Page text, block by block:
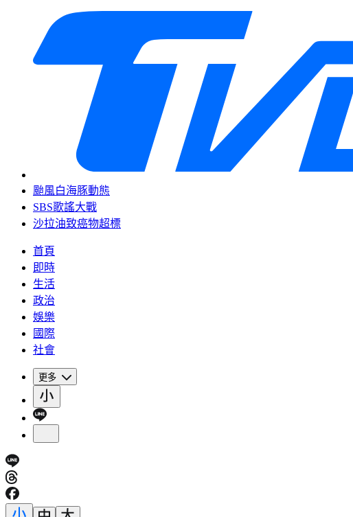
颱風白海豚動態
SBS歌謠大戰
沙拉油致癌物超標
首頁
即時
生活
政治
娛樂
國際
社會
更多